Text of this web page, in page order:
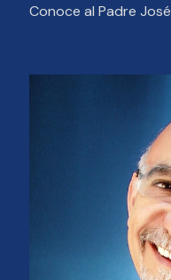
Conoce al Padre José